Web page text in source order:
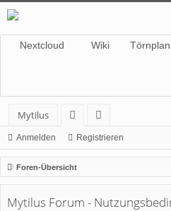
Nextcloud Wiki
Mytilus
or
en
itg
lie
de
r
Anmelden Registrieren
Foren-Übersicht
Mytilus Forum -